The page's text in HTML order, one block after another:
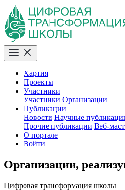
Хартия
Проекты
Участники
Участники Организации
Публикации
Новости Научные
Прочие публикации Веб-
О портале
Войти
Организации,
Цифровая трансформация школы